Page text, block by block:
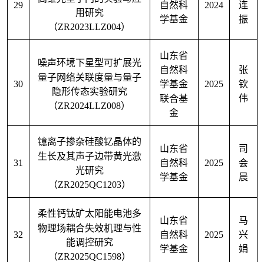
29
用研究
（ZR2023LLZ004）
自然科
学基金
2024
连
振
30
噪声环境下星型可扩展光
量子网络关联度量与量子
隐形传态实验研究
（ZR2024LLZ008）
山东省
自然科
学基金
联合基
金
2025
张
钦
伟
31
镱离子掺杂硅酸钇晶体的
生长及其声子边带黄光激
光研究
（ZR2025QC1203）
山东省
自然科
学基金
2025
司
会
晨
32
柔性钙钛矿太阳能电池多
物理场耦合失效机理与性
能调控研究
（ZR2025QC1598）
山东省
自然科
学基金
2025
马
兴
娟